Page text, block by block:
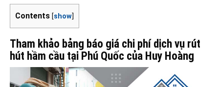
Contents [show]
Tham khảo bảng báo giá chi phí dịch vụ rút
hút hầm cầu tại Phú Quốc của Huy Hoàng